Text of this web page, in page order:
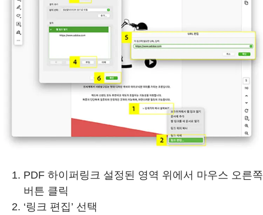
PDF 하이퍼링크 설정된 영역 위에서 마우스 오른쪽
버튼 클릭
‘링크 편집’ 선택